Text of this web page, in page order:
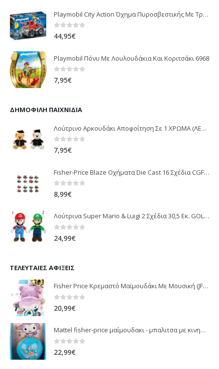
Playmobil City Action Όχημα Πυροσβεστικής Με Τροχαλία Ρυμούλκησης 9466
0 out of 5
44,95€
Playmobil Πόνυ Με Λουλουδάκια Και Κοριτσάκι 6968
0out of 5
7,95€
ΔΗΜΟΦΙΛΉ ΠΑΙΧΝΊΔΙΑ
Λούτρινο Αρκουδάκι Αποφοίτηση Σε 1 ΧΡΩΜΑ (ΛΕΥΚΟ)25Εκ 1850
0out of 5
7,95€
Fisher-Price Blaze Οχήματα Die Cast 16 Σχέδια CGF20
0 out of 5
8,99€
Λούτρινα Super Mario & Luigi 2 Σχέδια 30,5 Εκ. GOL13769
0 out of 5
24,99€
ΤΕΛΕΥΤΑΊΕΣ ΑΦΊΞΕΙΣ
Fisher Price Κρεμαστό Μαϊμουδάκι Με Μουσική (JFF02)
0 out of 5
20,99€
Mattel fisher-price μαίμουδακι - μπαλιτσα με κινηση JLB95
22,99€